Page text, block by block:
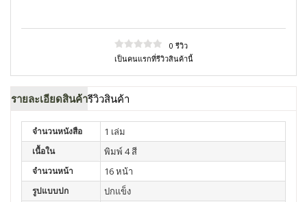
0 รีวิว
เป็นคนแรกที่รีวิวสินค้านี้
รายละเอียดสินค้ารีวิวสินค้า
จำนวนหนังสือ 1 เล่ม
เนื้อใน พิมพ์ 4 สี
จำนวนหน้า 16 หน้า
รูปแบบปก ปกแข็ง